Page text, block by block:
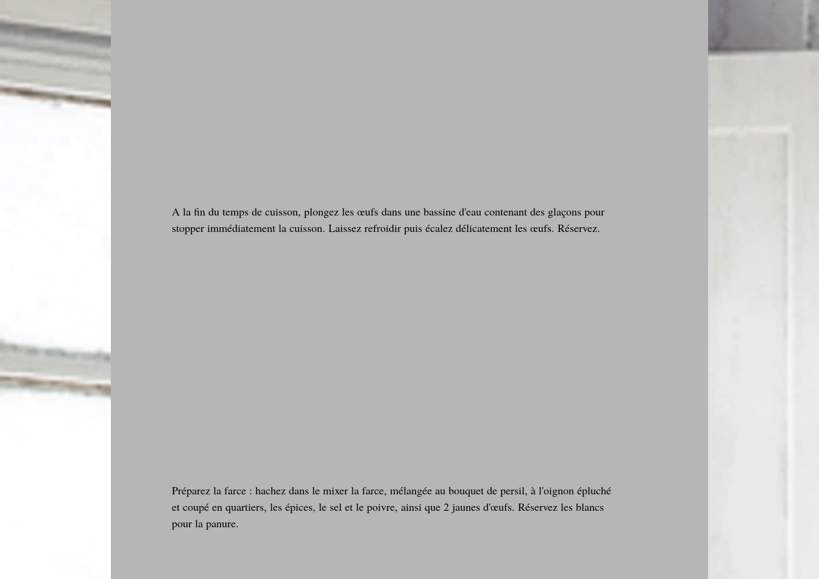
A la fin du temps de cuisson, plongez les œufs dans une bassine d'eau contenant des glaçons pour
stopper immédiatement la cuisson. Laissez refroidir puis écalez délicatement les œufs. Réservez.
Préparez la farce : hachez dans le mixer la farce, mélangée au bouquet de persil, à l'oignon épluché
et coupé en quartiers, les épices, le sel et le poivre, ainsi que 2 jaunes d'œufs. Réservez les blancs
pour la panure.